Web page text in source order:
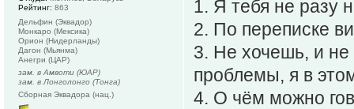
1. Я тебя не разу
2. По переписке
3. Не хочешь, и не
проблемы, я в
4. О чём можно
Рейтинг: 863
Дельфин (Эквадор)
Монкаро (Мексика)
Орион (Нидерланды)
Дагон (Мьянма)
Анегри (ЦАР)
зам. в Амвоти (ЮАР)
зам. в Лонголонго (Тонга)
Сборная Эквадора (нац.)